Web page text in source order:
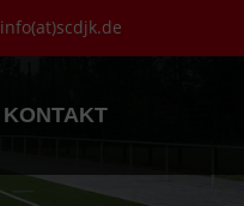
info(at)scdjk.de
KONTAKT